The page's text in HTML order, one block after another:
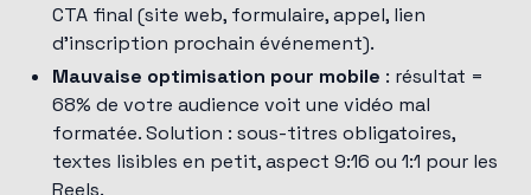
CTA final (site web, formulaire, appel, lien
d'inscription prochain événement).
Mauvaise optimisation pour mobile : résultat =
68% de votre audience voit une vidéo mal
formatée. Solution : sous-titres obligatoires,
textes lisibles en petit, aspect 9:16 ou 1:1 pour les
Reels.